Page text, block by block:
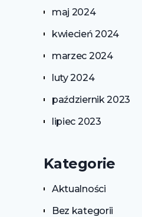
maj 2024
kwiecień 2024
marzec 2024
luty 2024
październik 2023
lipiec 2023
Kategorie
Aktualności
Bez kategorii